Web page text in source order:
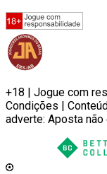
+18 | Jogue com
Condições |
adverte: Aposta